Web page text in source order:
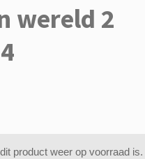
wereld 2
product weer op voorraad is.